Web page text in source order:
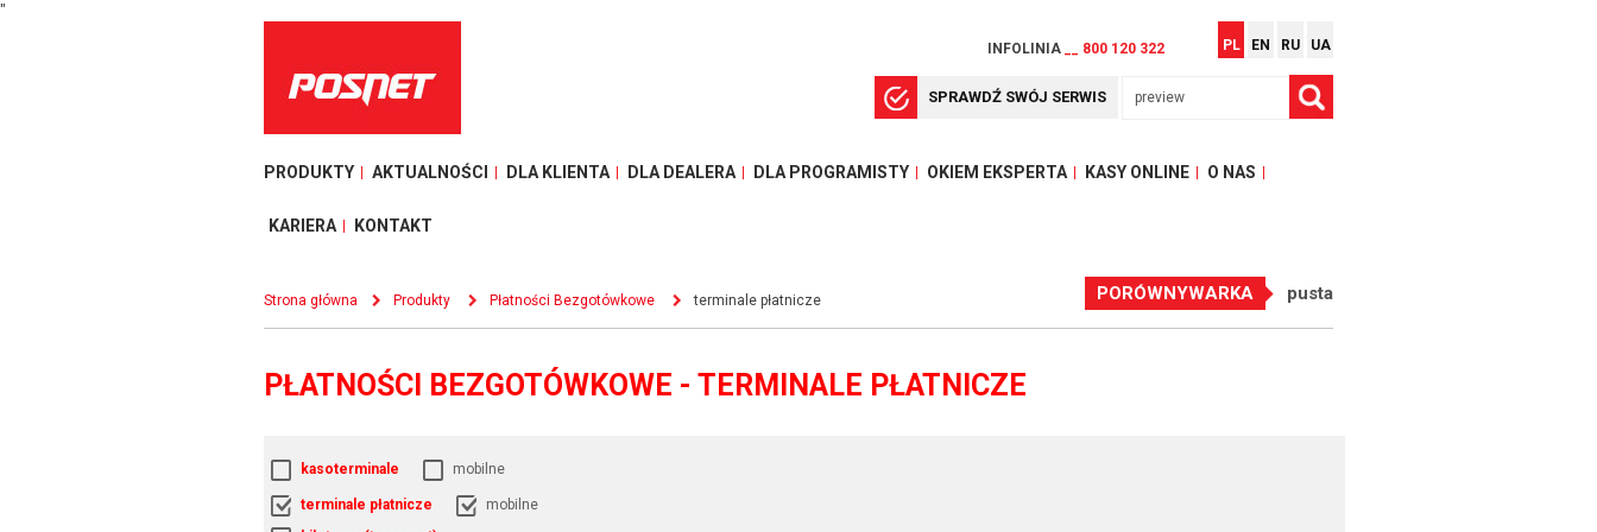
"
INFOLINIA __ 800 120 322 PL EN RU UA
SPRAWDŹ SWÓJ SERWIS
PRODUKTY AKTUALNOŚCI DLA KLIENTA DLA DEALERA DLA PROGRAMISTY OKIEM EKSPERTA KASY ONLINE O NAS
KARIERA KONTAKT
Strona główna Produkty Płatności Bezgotówkowe terminale płatnicze PORÓWNYWARKA pusta
PŁATNOŚCI BEZGOTÓWKOWE - TERMINALE PŁATNICZE
kasoterminale mobilne
terminale płatnicze
mobilne